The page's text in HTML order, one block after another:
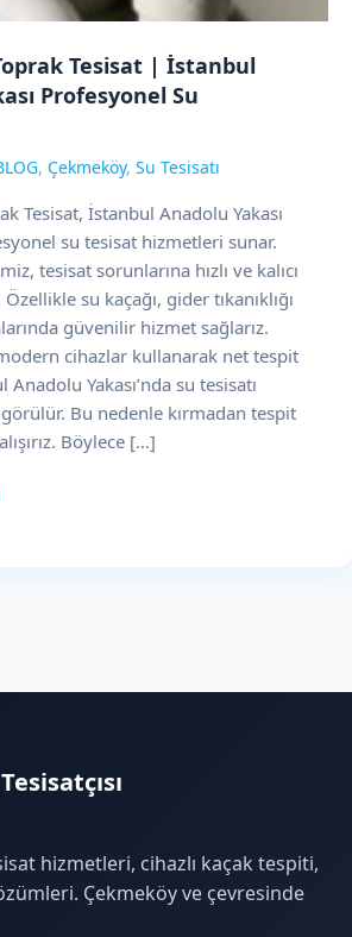
Tesisat | İstanbul
Profesyonel Su
, Çekmeköy, Su Tesisatı
Tesisat, İstanbul Anadolu Yakası
su tesisat hizmetleri sunar.
tesisat sorunlarına hızlı ve kalıcı
su kaçağı, gider tıkanıklığı
güvenilir hizmet sağlarız.
cihazlar kullanarak net tespit
Anadolu Yakası’nda su tesisatı
Bu nedenle kırmadan tespit
Böylece […]
hizmetleri, cihazlı kaçak tespiti,
Çekmeköy ve çevresinde